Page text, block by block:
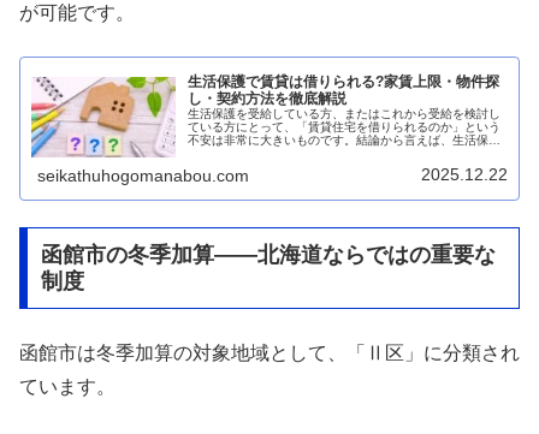
が可能です。
生活保護で賃貸は借りられる?家賃上限・物件探
し・契約方法を徹底解説
生活保護を受給している方、またはこれから受給を検討し
ている方にとって、「賃貸住宅を借りられるのか」という
不安は非常に大きいものです。結論から言えば、生活保護
seikathuhogomanabou.com 2025.12.22
函館市の冬季加算——北海道ならではの重要な
制度
函館市は冬季加算の対象地域として、「Ⅱ区」に分類され
ています。